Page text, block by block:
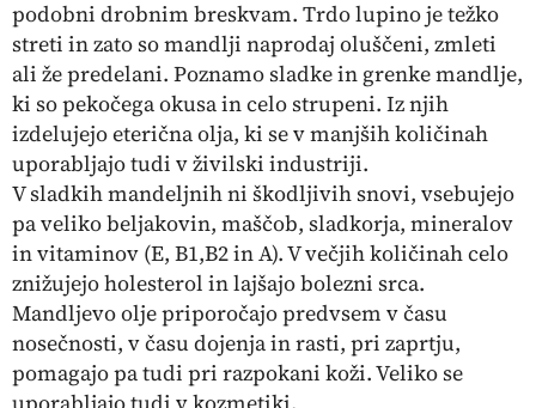
podobni drobnim breskvam. Trdo lupino je težko
streti in zato so mandlji naprodaj oluščeni, zmleti
ali že predelani. Poznamo sladke in grenke mandlje,
ki so pekočega okusa in celo strupeni. Iz njih
izdelujejo eterična olja, ki se v manjših količinah
uporabljajo tudi v živilski industriji.
V sladkih mandeljnih ni škodljivih snovi, vsebujejo
pa veliko beljakovin, maščob, sladkorja, mineralov
in vitaminov (E, B1,B2 in A). V večjih količinah celo
znižujejo holesterol in lajšajo bolezni srca.
Mandljevo olje priporočajo predvsem v času
nosečnosti, v času dojenja in rasti, pri zaprtju,
pomagajo pa tudi pri razpokani koži. Veliko se